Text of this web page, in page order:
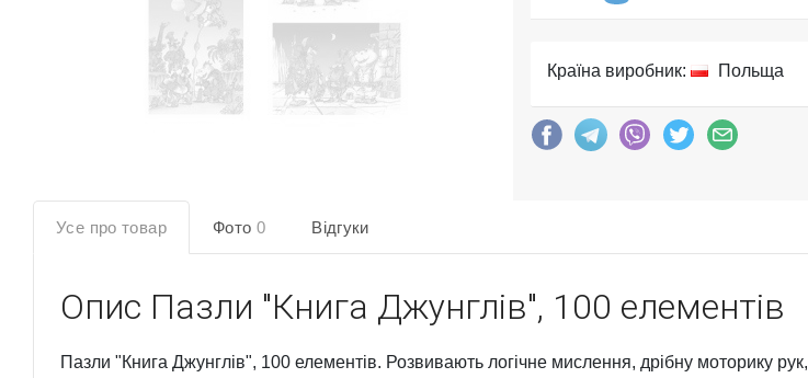
Країна виробник: Польща
Усе про товар Фото 0 Відгуки
Опис Пазли "Книга Джунглів", 100 елементів
Пазли "Книга Джунглів", 100 елементів. Розвивають логічне мислення, дрібну моторику рук,